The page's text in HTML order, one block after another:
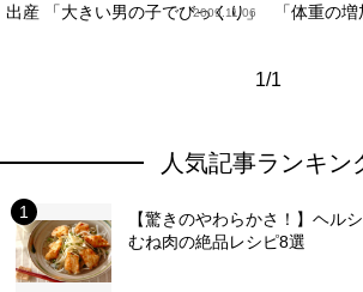
出産 「大きい男の子でびっくり」
2009.11.06
「体重の
1/1
人気記事ランキン
【驚きのやわらかさ！】ヘル
むね肉の絶品レシピ8選